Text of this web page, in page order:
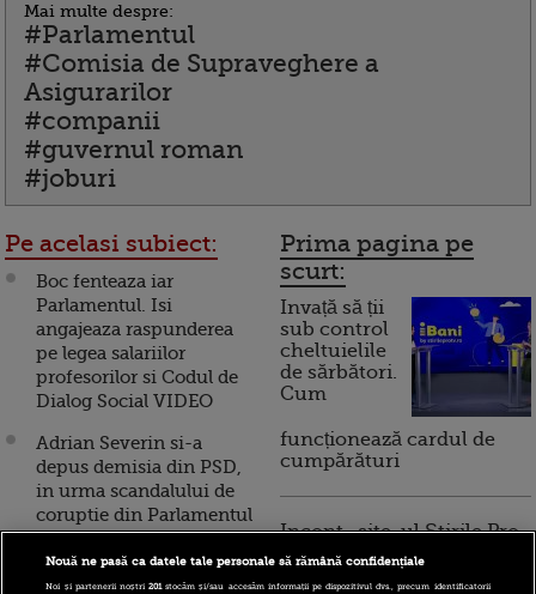
Mai multe despre:
#Parlamentul
#Comisia de Supraveghere a
Asigurarilor
#companii
#guvernul roman
#joburi
Pe acelasi subiect:
Boc fenteaza iar
Parlamentul. Isi
angajeaza raspunderea
pe legea salariilor
profesorilor si Codul de
Dialog Social VIDEO
Adrian Severin si-a
depus demisia din PSD,
in urma scandalului de
coruptie din Parlamentul
European
Severin: Ma retrag din
Prima pagina pe
scurt:
Invață să ții
sub control
cheltuielile
de sărbători.
Cum
funcționează cardul de
cumpărături
Incont , site-ul Știrile Pro
TV de informații
economice și educație
Nouă ne pasă ca datele tale personale să rămână confidențiale
Noi și partenerii noștri201stocăm și/sau accesăm informații pe dispozitivul dvs., precum identificatorii